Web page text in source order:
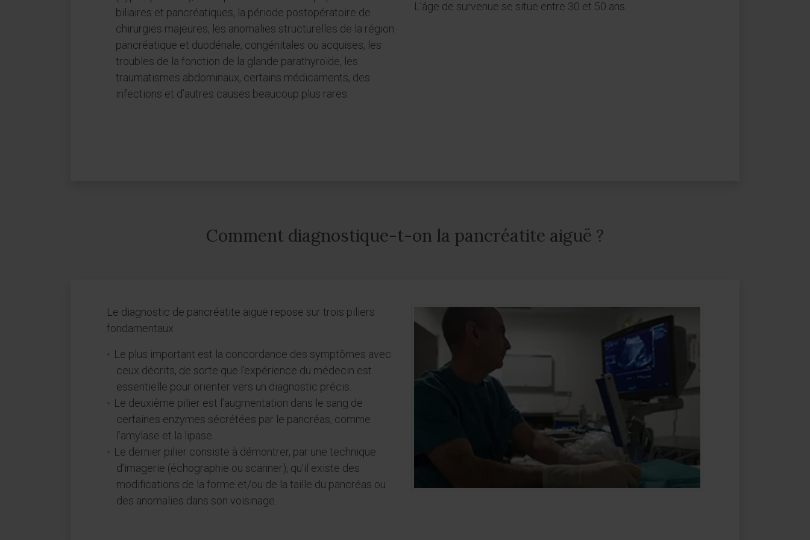
biliaires et pancréatiques, la période postopératoire de
chirurgies majeures, les anomalies structurelles de la région
pancréatique et duodénale, congénitales ou acquises, les
troubles de la fonction de la glande parathyroïde, les
traumatismes abdominaux, certains médicaments, des
infections et d’autres causes beaucoup plus rares.
L’âge de survenue se situe entre 30 et 50 ans.
Comment diagnostique-t-on la pancréatite aiguë ?
Le diagnostic de pancréatite aiguë repose sur trois piliers
fondamentaux :
Le plus important est la concordance des symptômes avec
ceux décrits, de sorte que l’expérience du médecin est
essentielle pour orienter vers un diagnostic précis.
Le deuxième pilier est l’augmentation dans le sang de
certaines enzymes sécrétées par le pancréas, comme
l’amylase et la lipase.
Le dernier pilier consiste à démontrer, par une technique
d’imagerie (échographie ou scanner), qu’il existe des
modifications de la forme et/ou de la taille du pancréas ou
des anomalies dans son voisinage.